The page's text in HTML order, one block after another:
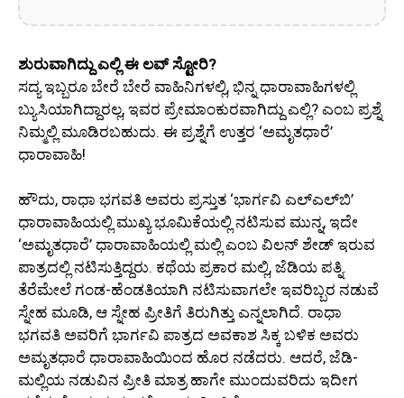
ಶುರುವಾಗಿದ್ದು ಎಲ್ಲಿ ಈ ಲವ್ ಸ್ಟೋರಿ?
ಸದ್ಯ ಇಬ್ಬರೂ ಬೇರೆ ಬೇರೆ ವಾಹಿನಿಗಳಲ್ಲಿ, ಭಿನ್ನ ಧಾರಾವಾಹಿಗಳಲ್ಲಿ
ಬ್ಯುಸಿಯಾಗಿದ್ದಾರಲ್ಲ, ಇವರ ಪ್ರೇಮಾಂಕುರವಾಗಿದ್ದು ಎಲ್ಲಿ? ಎಂಬ ಪ್ರಶ್ನೆ
ನಿಮ್ಮಲ್ಲಿ ಮೂಡಿರಬಹುದು. ಈ ಪ್ರಶ್ನೆಗೆ ಉತ್ತರ ‘ಅಮೃತಧಾರೆ’
ಧಾರಾವಾಹಿ!
ಹೌದು, ರಾಧಾ ಭಗವತಿ ಅವರು ಪ್ರಸ್ತುತ ‘ಭಾರ್ಗವಿ ಎಲ್​​ಎಲ್​​ಬಿ’
ಧಾರಾವಾಹಿಯಲ್ಲಿ ಮುಖ್ಯ ಭೂಮಿಕೆಯಲ್ಲಿ ನಟಿಸುವ ಮುನ್ನ, ಇದೇ
‘ಅಮೃತಧಾರೆ’ ಧಾರಾವಾಹಿಯಲ್ಲಿ ಮಲ್ಲಿ ಎಂಬ ವಿಲನ್ ಶೇಡ್ ಇರುವ
ಪಾತ್ರದಲ್ಲಿ ನಟಿಸುತ್ತಿದ್ದರು. ಕಥೆಯ ಪ್ರಕಾರ ಮಲ್ಲಿ, ಜೆಡಿಯ ಪತ್ನಿ.
ತೆರೆಮೇಲೆ ಗಂಡ-ಹೆಂಡತಿಯಾಗಿ ನಟಿಸುವಾಗಲೇ ಇವರಿಬ್ಬರ ನಡುವೆ
ಸ್ನೇಹ ಮೂಡಿ, ಆ ಸ್ನೇಹ ಪ್ರೀತಿಗೆ ತಿರುಗಿತ್ತು ಎನ್ನಲಾಗಿದೆ. ರಾಧಾ
ಭಗವತಿ ಅವರಿಗೆ ಭಾರ್ಗವಿ ಪಾತ್ರದ ಅವಕಾಶ ಸಿಕ್ಕ ಬಳಿಕ ಅವರು
ಅಮೃತಧಾರೆ ಧಾರಾವಾಹಿಯಿಂದ ಹೊರ ನಡೆದರು. ಆದರೆ, ಜೆಡಿ-
ಮಲ್ಲಿಯ ನಡುವಿನ ಪ್ರೀತಿ ಮಾತ್ರ ಹಾಗೇ ಮುಂದುವರಿದು ಇದೀಗ